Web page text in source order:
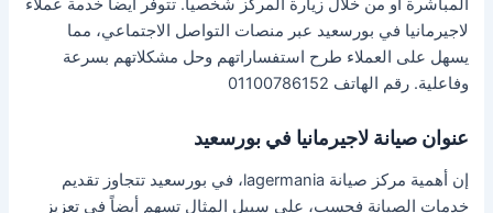
المباشرة أو من خلال زيارة المركز شخصياً. تتوفر أيضاً خدمة عملاء
لاجيرمانيا في بورسعيد عبر منصات التواصل الاجتماعي، مما
يسهل على العملاء طرح استفساراتهم وحل مشكلاتهم بسرعة
وفاعلية. رقم الهاتف 01100786152
عنوان صيانة لاجيرمانيا في بورسعيد
إن أهمية مركز صيانة lagermania، في بورسعيد تتجاوز تقديم
خدمات الصيانة فحسب، على سبيل المثال تسهم أيضاً في تعزيز